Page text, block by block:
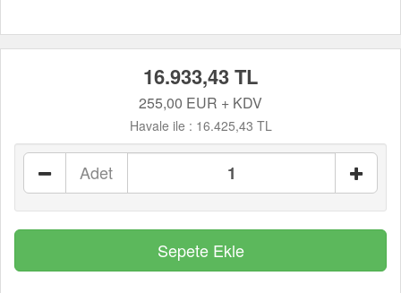
16.933,43 TL
255,00 EUR + KDV
Havale ile : 16.425,43 TL
Adet